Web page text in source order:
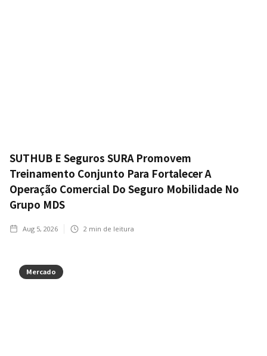
SUTHUB E Seguros SURA Promovem
Treinamento Conjunto Para Fortalecer A
Operação Comercial Do Seguro Mobilidade No
Grupo MDS
Aug 5, 2026 2 min de leitura
Mercado